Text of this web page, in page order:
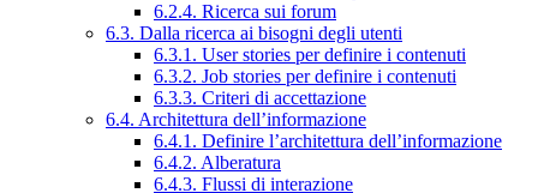
6.2.4. Ricerca sui forum
6.3. Dalla ricerca ai bisogni degli utenti
6.3.1. User stories per definire i contenuti
6.3.2. Job stories per definire i contenuti
6.3.3. Criteri di accettazione
6.4. Architettura dell’informazione
6.4.1. Definire l’architettura dell’informazione
6.4.2. Alberatura
6.4.3. Flussi di interazione